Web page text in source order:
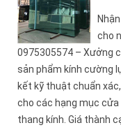
cho
0975305574 – Xưởng
sản phẩm kính cường
kết kỹ thuật chuẩn
cho các hạng mục cửa
thang kính. Giá thành